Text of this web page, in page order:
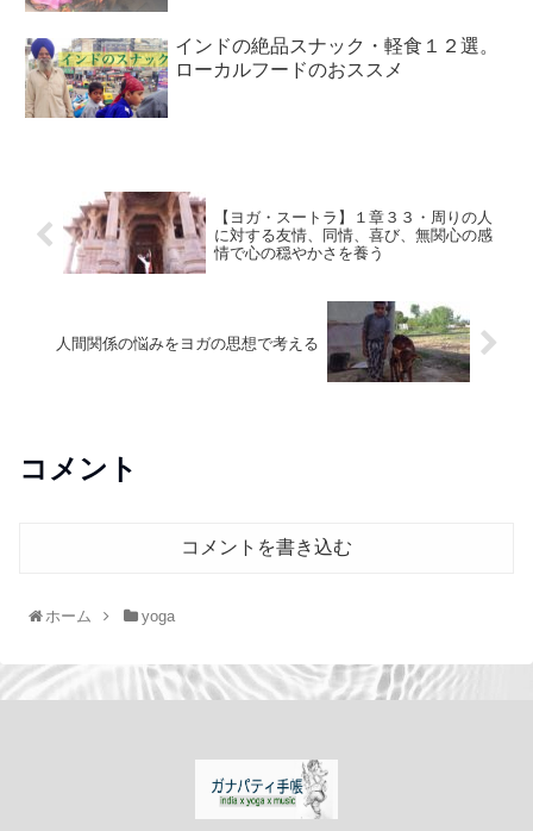
インドの絶品スナック・軽食１２選。
ローカルフードのおススメ
【ヨガ・スートラ】１章３３・周りの人
に対する友情、同情、喜び、無関心の感
情で心の穏やかさを養う
人間関係の悩みをヨガの思想で考える
コメント
コメントを書き込む
ホーム yoga